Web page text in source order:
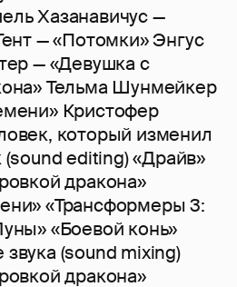
Хазанавичус —
— «Потомки» Энгус
— «Девушка с
Тельма Шунмейкер
Кристофер
который изменил
editing) «Драйв»
дракона»
«Трансформеры 3:
«Боевой конь»
(sound mixing)
дракона»